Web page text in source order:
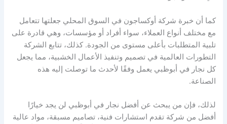
كما أن خبرة شركة أوكساجون في السوق المحلي جعلتها تتعامل
مع مختلف أنواع العملاء، سواء أفراد أو مؤسسات، وهي قادرة على
تلبية المتطلبات بأعلى مستوى من الجودة. كذلك، تتابع الشركة
التطورات العالمية في تصميم وتنفيذ الأعمال الخشبية، مما يجعل
كل نجار في أبوظبي يعمل وفقًا لأحدث ما توصلت إليه هذه
الصناعة.
لذلك، فإن من يبحث عن أفضل نجار في أبوظبي لن يجد خيارًا
أفضل من شركة تقدم استشارات فنية، تصاميم مسبقة، مواد عالية